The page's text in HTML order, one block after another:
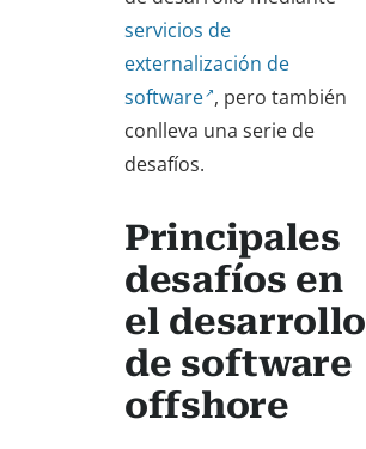
servicios de
externalización de
software , pero también
conlleva una serie de
desafíos.
Principales
desafíos en
el desarrollo
de software
offshore